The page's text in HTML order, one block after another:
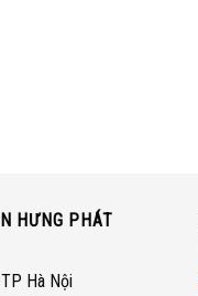
HƯNG PHÁT
Hà Nội